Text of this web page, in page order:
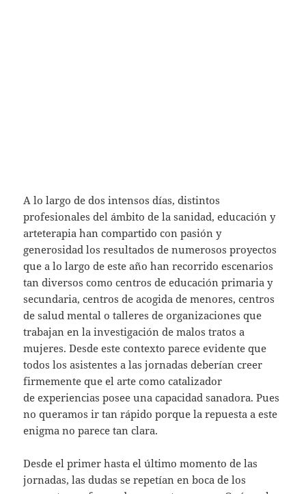
A lo largo de dos intensos días, distintos
profesionales del ámbito de la sanidad, educación y
arteterapia han compartido con pasión y
generosidad los resultados de numerosos proyectos
que a lo largo de este año han recorrido escenarios
tan diversos como centros de educación primaria y
secundaria, centros de acogida de menores, centros
de salud mental o talleres de organizaciones que
trabajan en la investigación de malos tratos a
mujeres. Desde este contexto parece evidente que
todos los asistentes a las jornadas deberían creer
firmemente que el arte como catalizador
de experiencias posee una capacidad sanadora. Pues
no queramos ir tan rápido porque la repuesta a este
enigma no parece tan clara.
Desde el primer hasta el último momento de las
jornadas, las dudas se repetían en boca de los